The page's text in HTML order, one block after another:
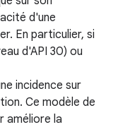
d'une
En particulier, si
d'API 30) ou
incidence sur
Ce modèle de
améliore la